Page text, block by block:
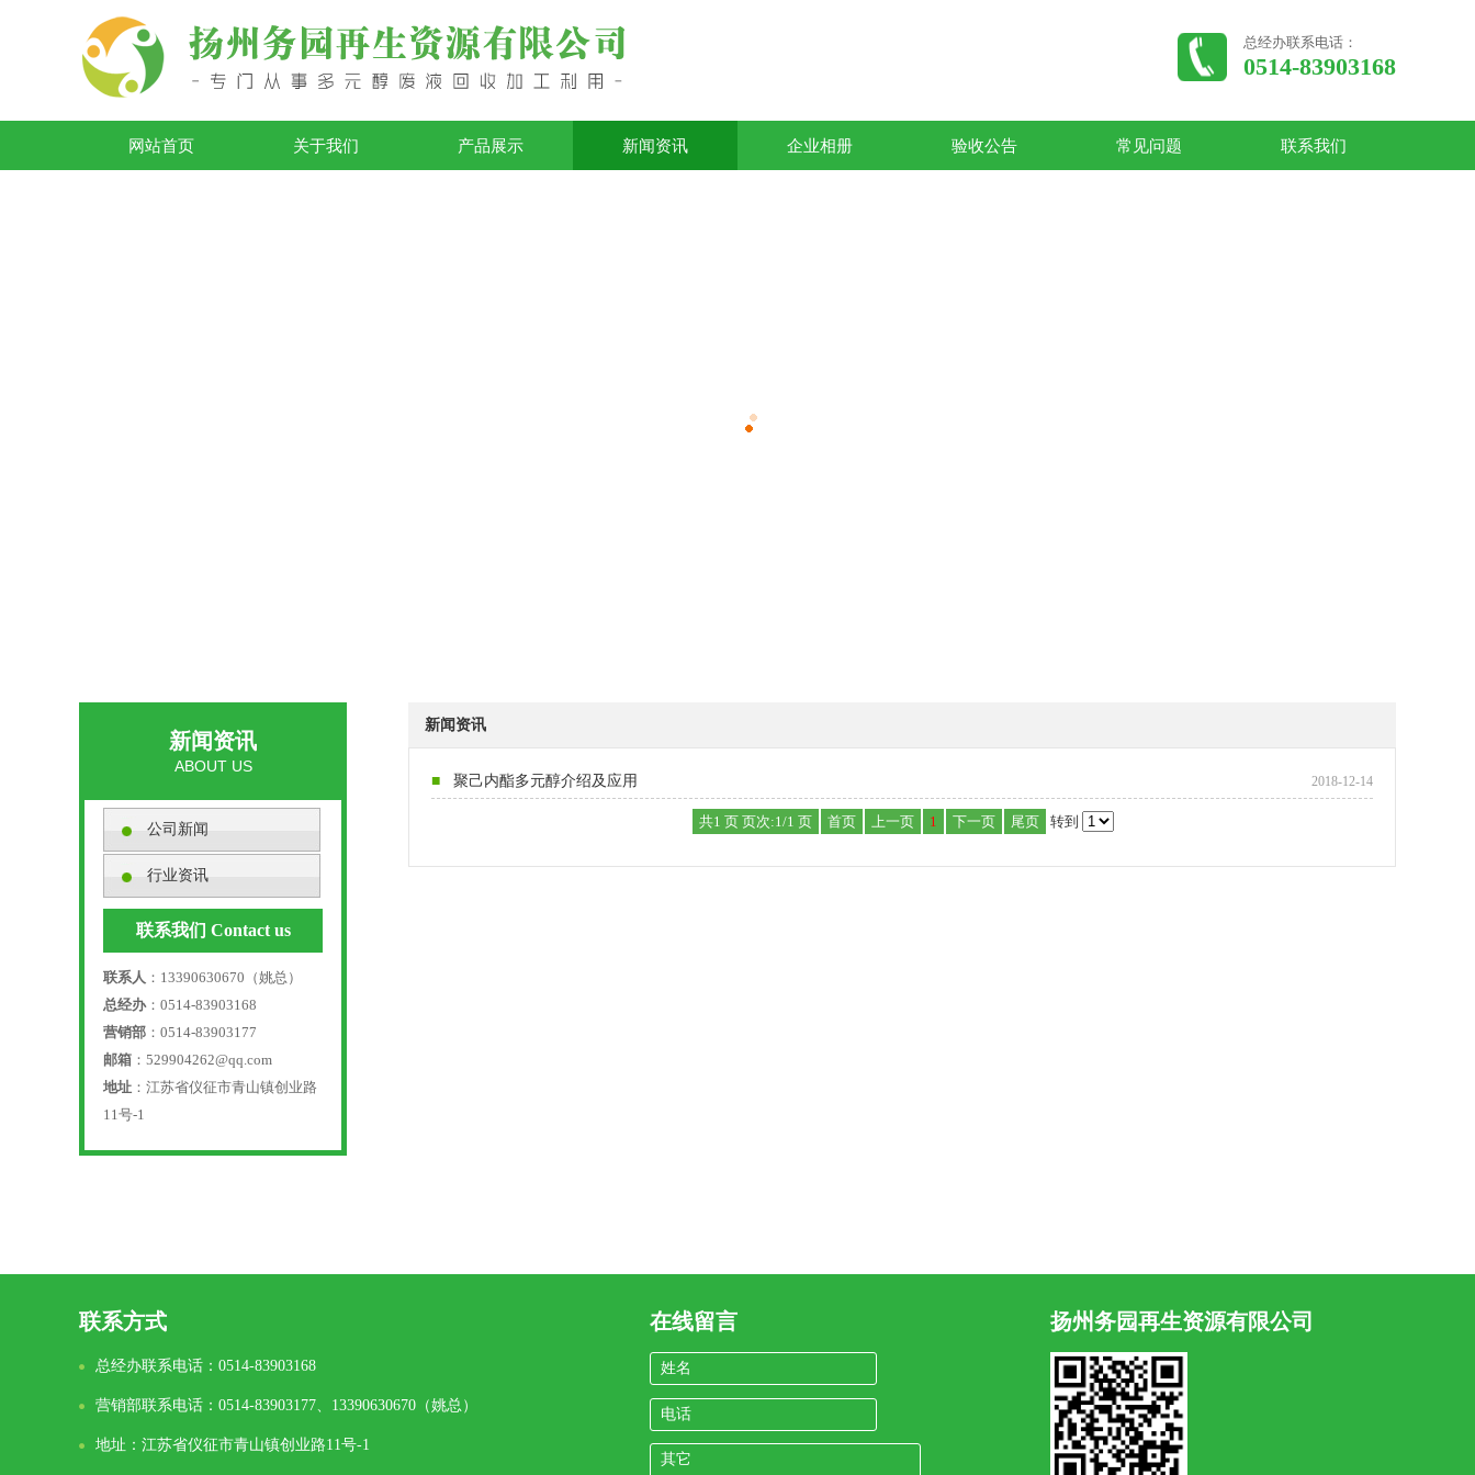
总经办联系电话：
0514-83903168
网站首页 关于我们 产品展示 新闻资讯 企业相册 验收公告 常见问题 联系我们
新闻资讯
ABOUT US
公司新闻
行业资讯
联系我们 Contact us
联系人 ：13390630670（姚总）
总经办：0514-83903168
营销部 ：0514-83903177
邮箱 ：529904262@qq.com
地址 ：江苏省仪征市青山镇创业路
11号-1
新闻资讯
2018-12-14
■ 聚己内酯多元醇介绍及应用
共1 页 页次:1/1 页 首页 上一页 1 下一页 尾页 转到
联系方式
总经办联系电话：0514-83903168
营销部联系电话：0514-83903177、13390630670（姚总）
地址：江苏省仪征市青山镇创业路11号-1
在线留言
姓名
电话
其它
扬州务园再生资源有限公司